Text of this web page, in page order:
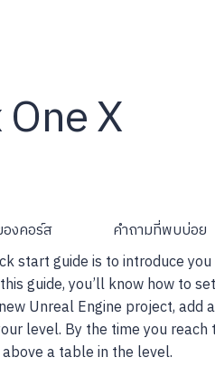
X
องคอร์ส คำถามที่พบบ่อย
start guide is to introduce
guide, you’ll know how to
Unreal Engine project, add
level. By the time you
a table in the level.